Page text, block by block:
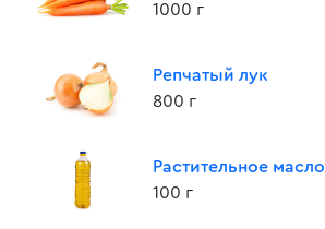
1000 г
Репчатый лук
800 г
Растительное масло
100 г